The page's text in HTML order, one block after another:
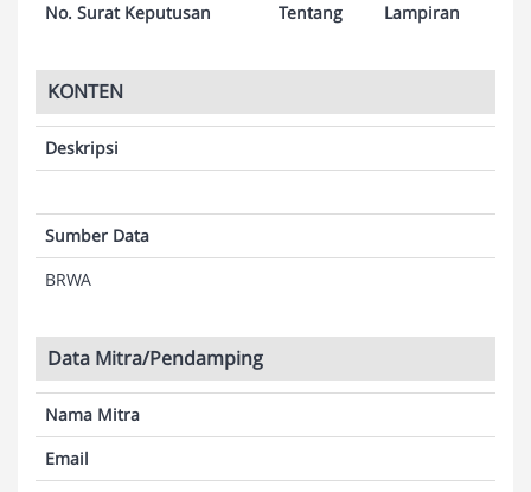
No. Surat Keputusan Tentang Lampiran
KONTEN
Deskripsi
Sumber Data
BRWA
Data Mitra/Pendamping
Nama Mitra
Email